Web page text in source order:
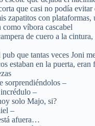
que casi no podía
zapatitos con
como víbora cascabel
de cuero a la
que tantas veces Joni
estaban en la puerta,
sorprendiéndolos –
–
solo Majo, si?
–
afuera…